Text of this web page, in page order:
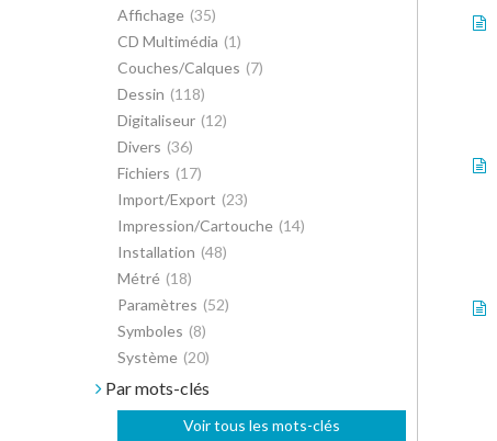
Affichage (35)
CD Multimédia (1)
Couches/Calques (7)
Dessin (118)
Digitaliseur (12)
Divers (36)
Fichiers (17)
Import/Export (23)
Impression/Cartouche (14)
Installation (48)
Métré (18)
Paramètres (52)
Symboles (8)
Système (20)
Par mots-clés
Voir tous les mots-clés